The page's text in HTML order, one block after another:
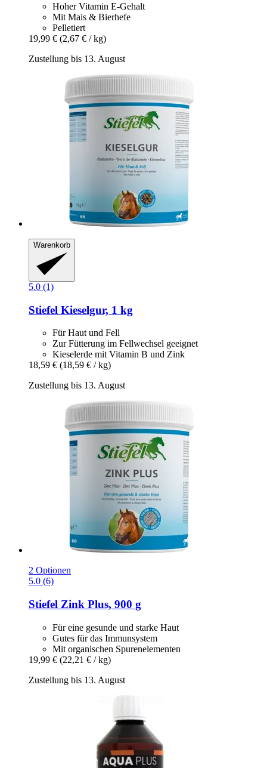
Hoher Vitamin E-Gehalt
Mit Mais & Bierhefe
Pelletiert
19,99 € (2,67 € / kg)
Zustellung bis 13. August
Warenkorb
5.0 (1)
Stiefel Kieselgur, 1 kg
Für Haut und Fell
Zur Fütterung im Fellwechsel geeignet
Kieselerde mit Vitamin B und Zink
18,59 € (18,59 € / kg)
Zustellung bis 13. August
2 Optionen
5.0 (6)
Stiefel Zink Plus, 900 g
Für eine gesunde und starke Haut
Gutes für das Immunsystem
Mit organischen Spurenelementen
19,99 € (22,21 € / kg)
Zustellung bis 13. August